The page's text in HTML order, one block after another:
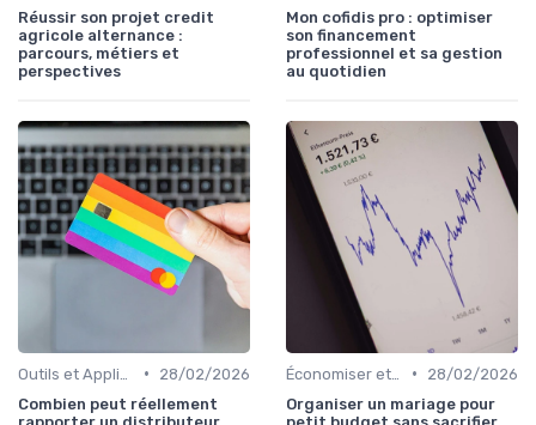
Réussir son projet credit
agricole alternance :
parcours, métiers et
perspectives
Mon cofidis pro : optimiser
son financement
professionnel et sa gestion
au quotidien
•
28/02/2026
Combien peut réellement
•
28/02/2026
Organiser un mariage pour